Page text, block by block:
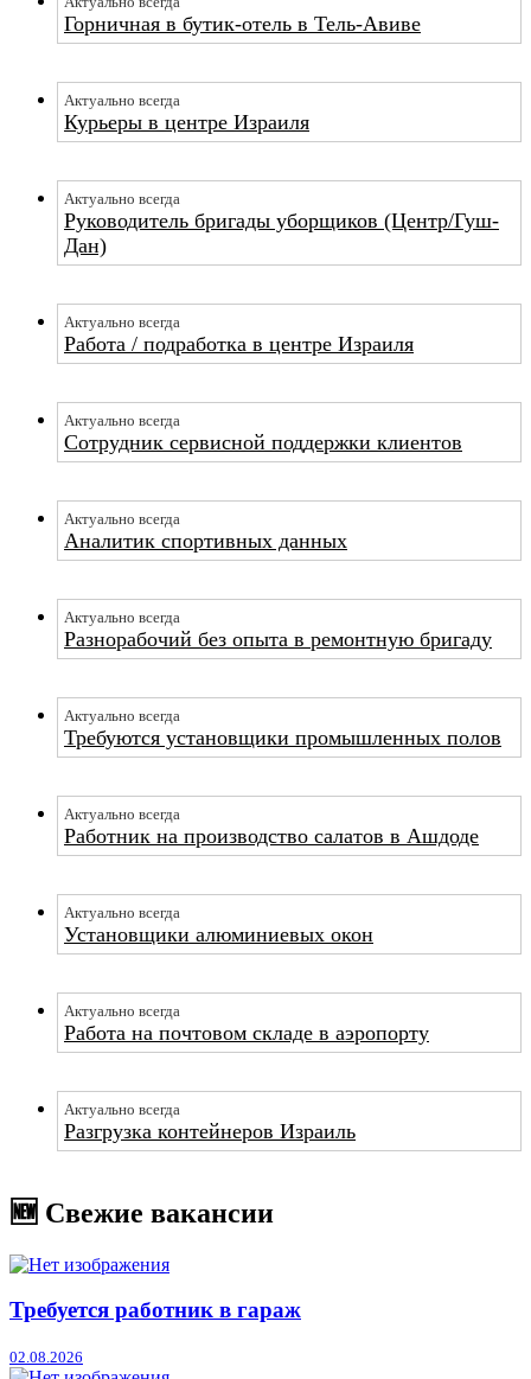
Горничная в бутик-отель в Тель-Авиве
Актуально всегда
Курьеры в центре Израиля
Актуально всегда
Руководитель бригады уборщиков (Центр/Гуш-
Дан)
Актуально всегда
Работа / подработка в центре Израиля
Актуально всегда
Сотрудник сервисной поддержки клиентов
Актуально всегда
Аналитик спортивных данных
Актуально всегда
Разнорабочий без опыта в ремонтную бригаду
Актуально всегда
Требуются установщики промышленных полов
Актуально всегда
Работник на производство салатов в Ашдоде
Актуально всегда
Установщики алюминиевых окон
Актуально всегда
Работа на почтовом складе в аэропорту
Актуально всегда
Разгрузка контейнеров Израиль
🆕 Свежие вакансии
Требуется работник в гараж
02.08.2026